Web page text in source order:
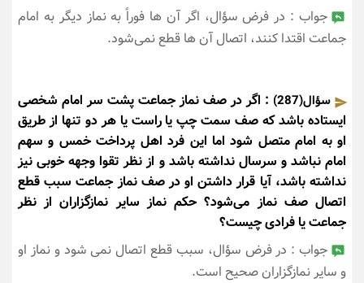
جواب : در فرض سؤال، اگر آن ها فوراً به نماز دیگر به امام
جماعت اقتدا کنند، اتصال آن ها قطع نمی‌شود.
سؤال(287)
: اگر در صف نماز جماعت پشت سر امام شخصی
ایستاده باشد که صف سمت چپ یا راست یا هر دو تنها از طریق
او به امام متصل شود اما این فرد اهل پرداخت خمس و سهم
امام نباشد و سرسال نداشته باشد و از نظر تقوا وجهه خوبی نیز
نداشته باشد، آیا قرار داشتن او در صف نماز جماعت سبب قطع
اتصال صف نماز می‌شود؟ حکم نماز سایر نمازگزاران از نظر
جماعت یا فرادی چیست؟
جواب : در فرض سؤال، سبب قطع اتصال نمی شود و نماز او
و سایر نمازگزاران صحیح است.